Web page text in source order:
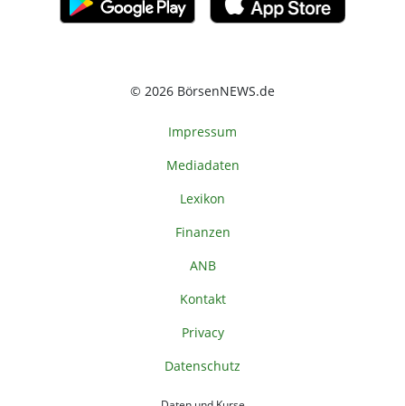
© 2026 BörsenNEWS.de
Impressum
Mediadaten
Lexikon
Finanzen
ANB
Kontakt
Privacy
Datenschutz